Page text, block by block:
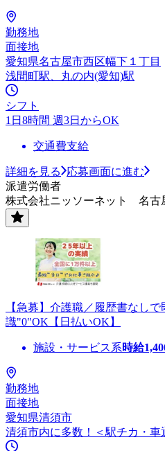
勤務地
面接地
愛知県名古屋市西区幅下１丁目
浅間町駅、丸の内(愛知)駅
シフト
1日8時間 週3日からOK
交通費支給
詳細を見る
応募画面に進む
派遣労働者
株式会社ニッソーネット 名古
【急募】介護職／履歴書なし
識"0"OK【日払いOK】
施設・サービス系時給
勤務地
面接地
愛知県清須市
清須市内に多数！＜駅チカ・車